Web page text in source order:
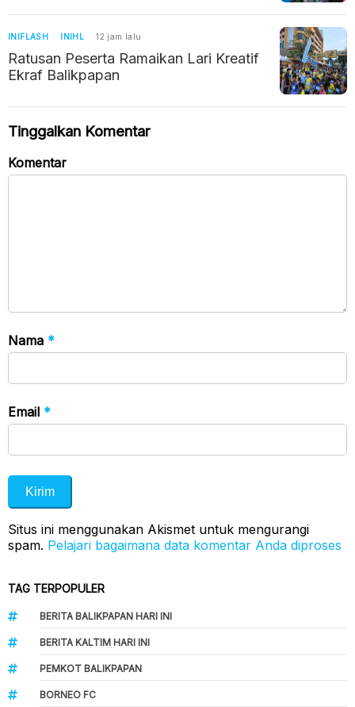
INIFLASH INIHL 12 jam lalu
Ratusan Peserta Ramaikan Lari Kreatif
Ekraf Balikpapan
Tinggalkan Komentar
Komentar
Nama *
Email *
Situs ini menggunakan Akismet untuk mengurangi
spam. Pelajari bagaimana data komentar Anda diproses
TAG TERPOPULER
BERITA BALIKPAPAN HARI INI
BERITA KALTIM HARI INI
PEMKOT BALIKPAPAN
BORNEO FC